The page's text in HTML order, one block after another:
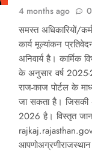
4 months ago
0
समस्त अधिकारियों/
कार्य मूल्यांकन
अनिवार्य है। कार्मिक
के अनुसार वर्ष
राज-काज पोर्टल के
जा सकता है। जिसकी
2026 है। विस्तृत